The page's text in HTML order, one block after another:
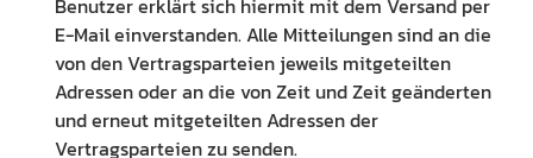
Benutzer erklärt sich hiermit mit dem Versand per
E-Mail einverstanden. Alle Mitteilungen sind an die
von den Vertragsparteien jeweils mitgeteilten
Adressen oder an die von Zeit und Zeit geänderten
und erneut mitgeteilten Adressen der
Vertragsparteien zu senden.